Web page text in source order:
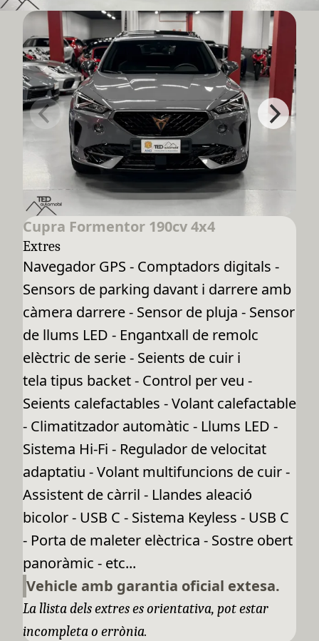
Cupra Formentor 190cv 4x4
Extres
Navegador GPS - Comptadors digitals -
Sensors de parking davant i darrere amb
càmera darrere - Sensor de pluja - Sensor
de llums LED - Engantxall de remolc
elèctric de serie - Seients de cuir i
tela tipus backet - Control per veu -
Seients calefactables - Volant calefactable
- Climatitzador automàtic - Llums LED -
Sistema Hi-Fi - Regulador de velocitat
adaptatiu - Volant multifuncions de cuir -
Assistent de càrril - Llandes aleació
bicolor - USB C - Sistema Keyless - USB C
- Porta de maleter elèctrica - Sostre obert
panoràmic - etc...
Vehicle amb garantia oficial extesa.
La llista dels extres es orientativa, pot estar
incompleta o errònia.